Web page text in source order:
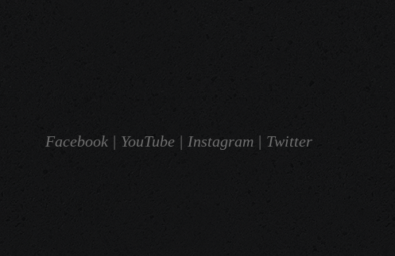
Facebook | YouTube | Instagram | Twitter